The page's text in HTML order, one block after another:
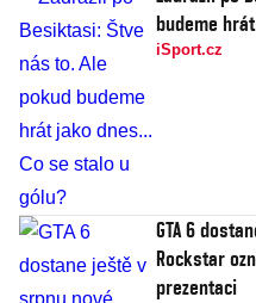
budeme
iSport.cz
GTA 6
Rockstar
prezentaci